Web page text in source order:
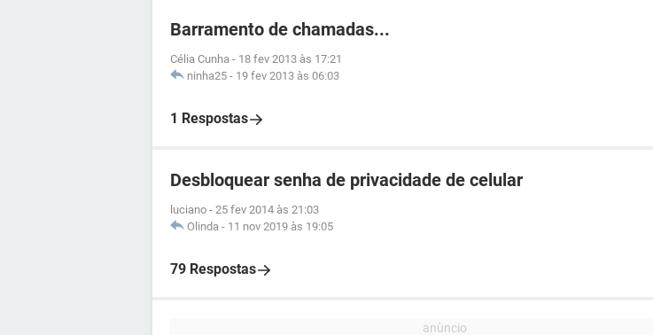
Barramento de chamadas...
Célia Cunha - 18 fev 2013 às 17:21
ninha25 - 19 fev 2013 às 06:03
1 Respostas
Desbloquear senha de privacidade de celular
luciano - 25 fev 2014 às 21:03
Olinda - 11 nov 2019 às 19:05
79 Respostas